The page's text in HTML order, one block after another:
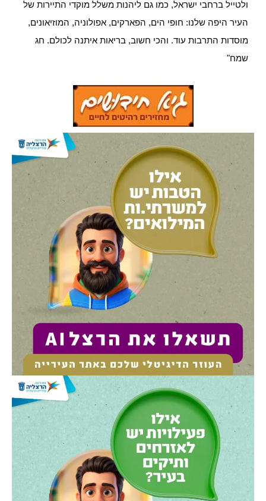
ולטייל ברחבי ישראל, כמו גם ליהנות משלל מוקדי התיירות של
העיר היפה שלנו: חופי הים, הפארקים, אפולוניה, המוזיאונים,
מוסדות התרבות עוד. והכי חשוב, בריאות איתנה לכולם. חג
שמח"